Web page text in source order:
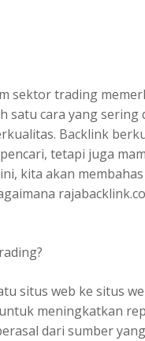
sektor trading
satu cara yang
Backlink
tetapi juga
kita akan
situs web ke situs
meningkatkan
dari sumber